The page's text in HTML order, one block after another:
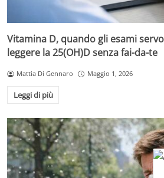
Vitamina D, quando gli esami
leggere la 25(OH)D senza fai-da-te
Mattia Di Gennaro Maggio 1, 2026
Leggi di più